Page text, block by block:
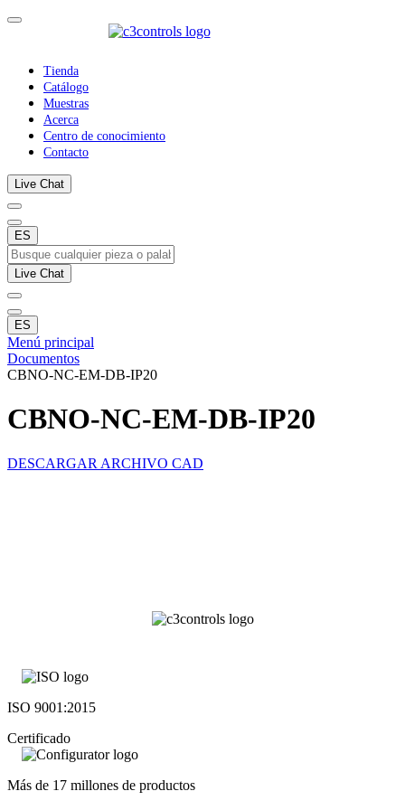
Tienda
Catálogo
Muestras
Acerca
Centro de conocimiento
Contacto
Live Chat
ES
Live Chat
ES
Menú principal
Documentos
CBNO-NC-EM-DB-IP20
CBNO-NC-EM-DB-IP20
DESCARGAR ARCHIVO CAD
ISO 9001:2015
Certificado
Más de 17 millones de productos